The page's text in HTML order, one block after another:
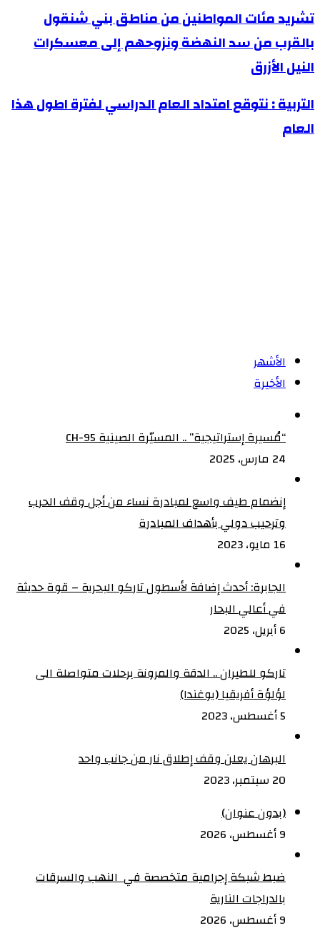
تشريد
مئات
المواطنين
من
مناطق
بني
شنقول
تشريد مئات المواطنين من مناطق بني شنقول
بالقرب من سد النهضة ونزوحهم إلى معسكرات
النيل الأزرق
التربية
:
التربية : نتوقع امتداد العام الدراسي لفترة اطول هذا
العام
الأشهر
الأخيرة
“مُسيرة إستراتيجية” .. المسيّرة الصينية CH-95
24 مارس، 2025
إنضمام طيف واسع لمبادرة نساء من أجل وقف الحرب
وترحيب دولي بأهداف المبادرة
16 مايو، 2023
الجابرة: أحدث إضافة لأسطول تاركو البحرية – قوة حديثة
في أعالي البحار
6 أبريل، 2025
تاركو للطيران .. الدقة والمرونة برحلات متواصلة الى
لؤلؤة أفريقيا (يوغندا)
5 أغسطس، 2023
البرهان يعلن وقف إطلاق نار من جانب واحد
20 سبتمبر، 2023
(بدون عنوان)
9 أغسطس، 2026
ضبط شبكة إجرامية متخصصة في النهب والسرقات
بالدراجات النارية‏
9 أغسطس، 2026